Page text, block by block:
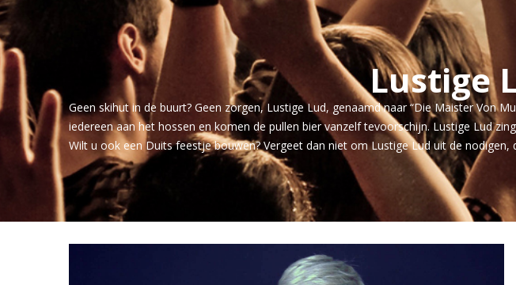
Lustige
Geen skihut in de buurt? Geen zorgen, Lustige Lud, genaamd naar “Die Maister Von
iedereen aan het hossen en komen de pullen bier vanzelf tevoorschijn. Lustige Lud
Wilt u ook een Duits feestje bouwen? Vergeet dan niet om Lustige Lud uit de nodigen,